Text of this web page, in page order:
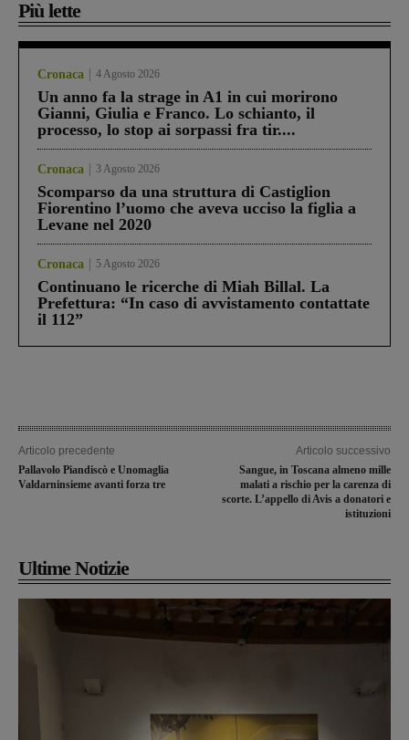
Più lette
Cronaca 4 Agosto 2026
Un anno fa la strage in A1 in cui morirono
Gianni, Giulia e Franco. Lo schianto, il
processo, lo stop ai sorpassi fra tir....
Cronaca 3 Agosto 2026
Scomparso da una struttura di Castiglion
Fiorentino l’uomo che aveva ucciso la figlia a
Levane nel 2020
Cronaca 5 Agosto 2026
Continuano le ricerche di Miah Billal. La
Prefettura: “In caso di avvistamento contattate
il 112”
Articolo precedente
Pallavolo Piandiscò e Unomaglia
Valdarninsieme avanti forza tre
Articolo successivo
Sangue, in Toscana almeno mille
malati a rischio per la carenza di
scorte. L’appello di Avis a donatori e
istituzioni
Ultime Notizie